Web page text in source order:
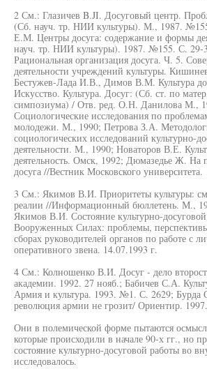
2 См.: Глазичев B.JI. Досуговый центр.
(Сб. науч. тр. НИИ культуры). М., 1987.
Е.М. Центры досуга: содержание и формы
науч. тр. НИИ культуры). 1987. №155. С.
Рациональная организация досуга. Ч. 5.
деятельности учреждений культуры.
Бестужев-Лада И.В., Димов В.М. Культура
Искусство. Культура. Досуг: (Сб. ст. по
симпозиума) / Отв. ред. О.Н. Данилова М.,
Социологические исследования по
молодежи. М., 1990; Петрова З.А.
социологических исследований культурно-
деятельности. М., 1990; Новаторов В.Е.
деятельность. Омск, 1992; Дюмазедье Ж. На
досуга //Вестник Московского
3 См.: Якимов В.И. Приоритеты культуры:
реалии //Информационный бюллетень. М.,
Якимов В.И. Состояние культурно-
Вооруженных Силах: проблемы,
сборах руководителей органов по работе с
оперативного звена. 14.07.1993 г.
4 См.: Колношенко В.И. Досуг - дело
академии. 1992. 27 нояб.; Бабичев С.А.
Армия и культура. 1993. №1. С. 2629; Бурда
революция армии не грозит/ Ориентир.
Они в полемической форме пытаются
которые происходили в начале 90-х гг., но
состояние культурно-досуговой работы во
исследовалось.